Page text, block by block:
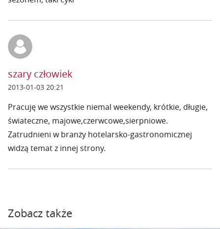
szary człowiek
2013-01-03 20:21
Pracuję we wszystkie niemal weekendy, krótkie, długie,
świateczne, majowe,czerwcowe,sierpniowe.
Zatrudnieni w branży hotelarsko-gastronomicznej
widzą temat z innej strony.
Zobacz także